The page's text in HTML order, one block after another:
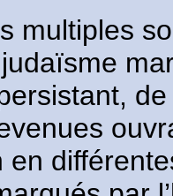
multiples
en